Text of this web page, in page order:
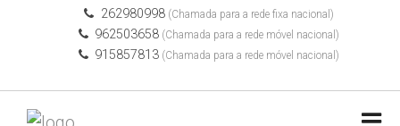
262980998(Chamada para a rede fixa nacional)
962503658 (Chamada para a rede móvel nacional)
915857813 (Chamada para a rede móvel nacional)